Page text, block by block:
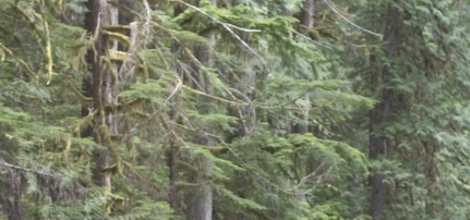
ÉTIQUETTES
AFRICA AFROBEAT
BRAZIL
BRITPOP BRIT
CLASSIQUE
CONTEMPORAIN